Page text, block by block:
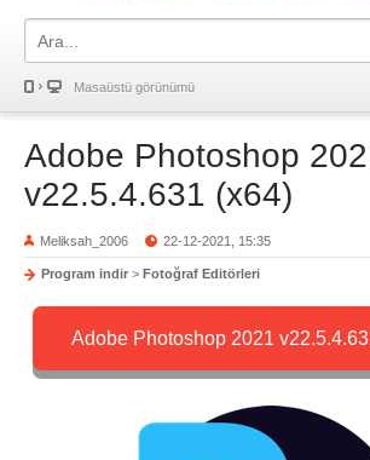
Masaüstü görünümü
Adobe Photoshop
v22.5.4.631 (x64)
Meliksah_2006 22-12-2021, 15:35
Program indir > Fotoğraf Editörleri
Adobe Photoshop 2021